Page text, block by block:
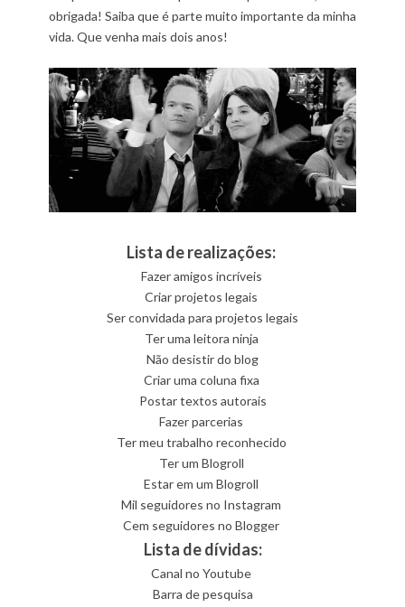
obrigada! Saiba que é parte muito importante da minha
vida. Que venha mais dois anos!
Lista de realizações:
Fazer amigos incríveis
Criar projetos legais
Ser convidada para projetos legais
Ter uma leitora ninja
Não desistir do blog
Criar uma coluna fixa
Postar textos autorais
Fazer parcerias
Ter meu trabalho reconhecido
Ter um Blogroll
Estar em um Blogroll
Mil seguidores no Instagram
Cem seguidores no Blogger
Lista de dívidas:
Canal no Youtube
Barra de pesquisa